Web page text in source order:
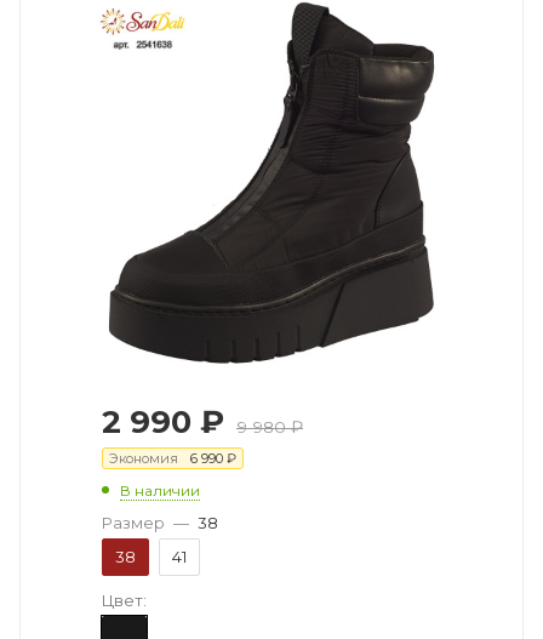
2 990 ₽ 9 980₽
Экономия 6 990 ₽
В наличии
Размер — 38
38
41
Цвет: